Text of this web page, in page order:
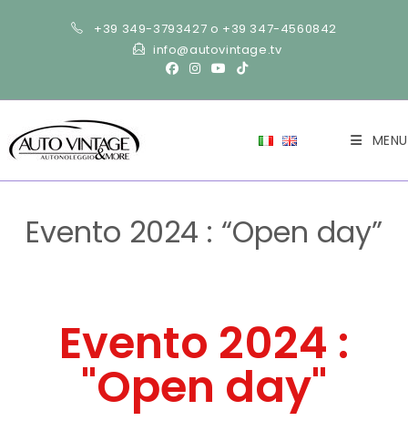
+39 349-3793427 o +39 347-4560842
info@autovintage.tv
MENU
Evento 2024 : “Open day”
Evento 2024 :
"Open day"